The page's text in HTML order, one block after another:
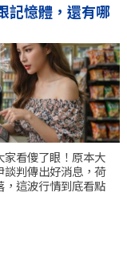
記憶體，還有哪
看傻了眼！原本大
判傳出好消息，荷
這波行情到底看點